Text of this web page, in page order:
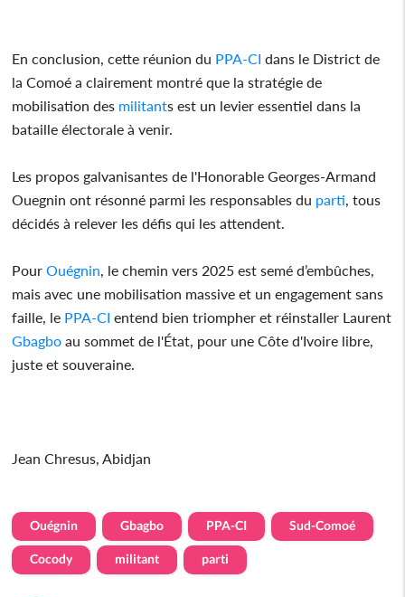
En conclusion, cette réunion du PPA-CI dans le District de
la Comoé a clairement montré que la stratégie de
mobilisation des militants est un levier essentiel dans la
bataille électorale à venir.
Les propos galvanisantes de l'Honorable Georges-Armand
Ouegnin ont résonné parmi les responsables du parti, tous
décidés à relever les défis qui les attendent.
PourOuégnin, le chemin vers 2025 est semé d’embûches,
mais avec une mobilisation massive et un engagement sans
faille, le PPA-CI entend bien triompher et réinstaller Laurent
Gbagbo au sommet de l'État, pour une Côte d'Ivoire libre,
juste et souveraine.
Jean Chresus, Abidjan
Ouégnin Gbagbo PPA-CI Sud-Comoé
Cocody militant parti